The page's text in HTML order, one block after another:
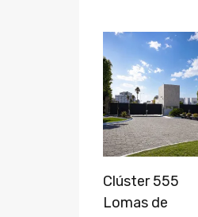
Clúster 555
Lomas de